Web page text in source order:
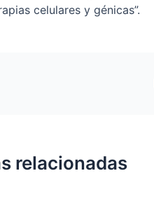
celulares y génicas”.
relacionadas